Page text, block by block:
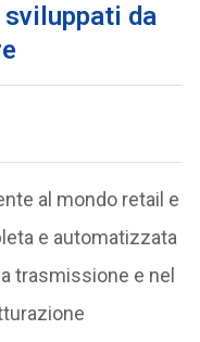
da
al mondo retail e
e automatizzata
trasmissione e nel